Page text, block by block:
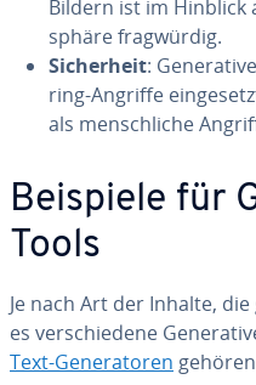
Bildern ist im
sphä­re frag­wür­dig.
Si­cher­heit:
ring-Angriffe
als mensch­li­che
Beispiele für
Tools
Je nach Art der Inhalte,
es ver­schie­de­ne
Text-Ge­ne­ra­to­ren